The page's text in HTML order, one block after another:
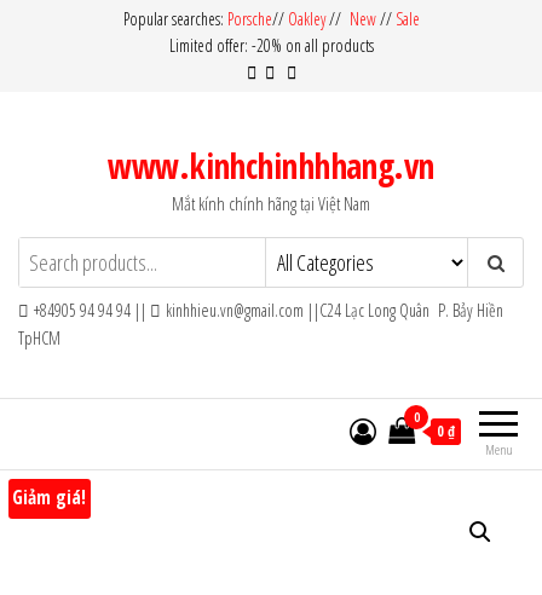
Popular searches: Porsche// Oakley// New// Sale
Limited offer: -20% on all products
www.kinhchinhhhang.vn
Mắt kính chính hãng tại Việt Nam
+84905 94 94 94 ||
kinhhieu.vn@gmail.com ||C24 Lạc Long Quân P. Bảy Hiền
TpHCM
Menu
0
0 ₫
Giảm giá!